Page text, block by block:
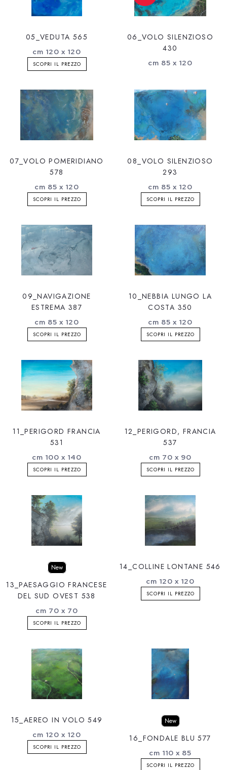
05_VEDUTA 565
cm 120 x 120
SCOPRI IL PREZZO
06_VOLO SILENZIOSO
430
cm 85 x 120
07_VOLO POMERIDIANO
578
cm 85 x 120
SCOPRI IL PREZZO
08_VOLO SILENZIOSO
293
cm 85 x 120
SCOPRI IL PREZZO
09_NAVIGAZIONE
ESTREMA 387
cm 85 x 120
SCOPRI IL PREZZO
10_NEBBIA LUNGO LA
COSTA 350
cm 85 x 120
SCOPRI IL PREZZO
11_PERIGORD FRANCIA
531
cm 100 x 140
SCOPRI IL PREZZO
12_PERIGORD, FRANCIA
537
cm 70 x 90
SCOPRI IL PREZZO
New
13_PAESAGGIO FRANCESE
DEL SUD OVEST 538
cm 70 x 70
SCOPRI IL PREZZO
14_COLLINE LONTANE 546
cm 120 x 120
SCOPRI IL PREZZO
15_AEREO IN VOLO 549
cm 120 x 120
SCOPRI IL PREZZO
New
16_FONDALE BLU 577
cm 110 x 85
SCOPRI IL PREZZO